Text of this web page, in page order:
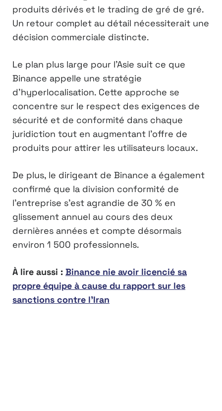
produits dérivés et le trading de gré de gré.
Un retour complet au détail nécessiterait une
décision commerciale distincte.
Le plan plus large pour l’Asie suit ce que
Binance appelle une stratégie
d’hyperlocalisation. Cette approche se
concentre sur le respect des exigences de
sécurité et de conformité dans chaque
juridiction tout en augmentant l’offre de
produits pour attirer les utilisateurs locaux.
De plus, le dirigeant de Binance a également
confirmé que la division conformité de
l’entreprise s’est agrandie de 30 % en
glissement annuel au cours des deux
dernières années et compte désormais
environ 1 500 professionnels.
À lire aussi : Binance nie avoir licencié sa
propre équipe à cause du rapport sur les
sanctions contre l’Iran